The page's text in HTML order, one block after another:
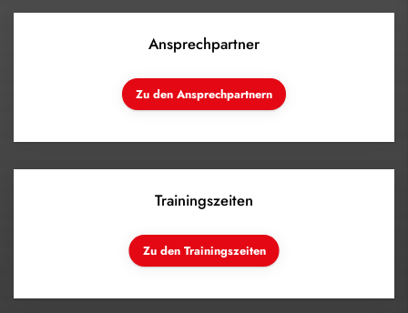
Ansprechpartner
Zu den Ansprechpartnern
Trainingszeiten
Zu den Trainingszeiten